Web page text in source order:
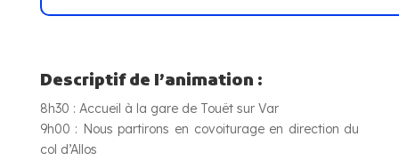
Descriptif de l’animation :
8h30 : Accueil à la gare de Touët sur Var
9h00 : Nous partirons en covoiturage en direction du
col d’Allos